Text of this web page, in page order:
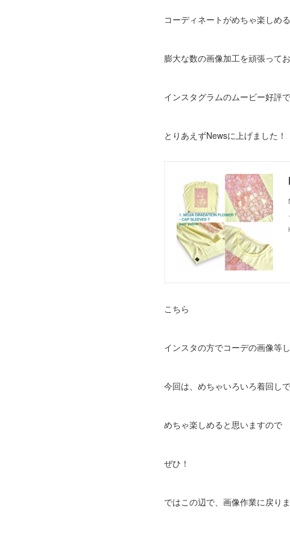
コーディネートがめちゃ楽しめ
膨大な数の画像加工を頑張って
インスタグラムのムービー好評
とりあえずNewsに上げました！
こちら
インスタの方でコーデの画像等
今回は、めちゃいろいろ着回し
めちゃ楽しめると思いますので
ぜひ！
ではこの辺で、画像作業に戻りま